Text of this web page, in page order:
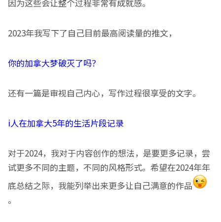
因为这些会让整个过程非常有成就感。
2023年我写下了自己目前最高阅读量的推文，
你的加拿大梦破灭了吗？
还有一篇是审视自己内心，写作过程很享受的文字。
i人在加拿大5年的生活片段记录
对于2024，我对于内容创作的想法，是要更多记录，尝
试更多不同的主题，不同的风格形式。希望在2024年年
底总结之际，我能列举出来更多让自己满意的作品
。